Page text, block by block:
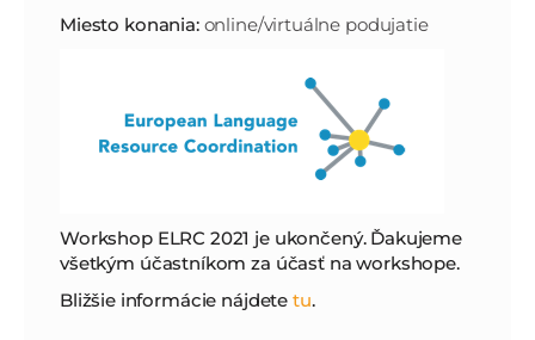
Miesto konania:online/virtuálne podujatie
Workshop ELRC 2021 je ukončený. Ďakujeme
všetkým účastníkom za účasť na workshope.
Bližšie informácie nájdete tu.